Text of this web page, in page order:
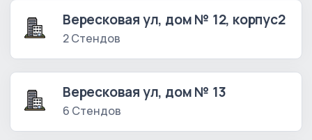
Вересковая ул, дом № 12, корпус2
2 Стендов
Вересковая ул, дом № 13
6 Стендов